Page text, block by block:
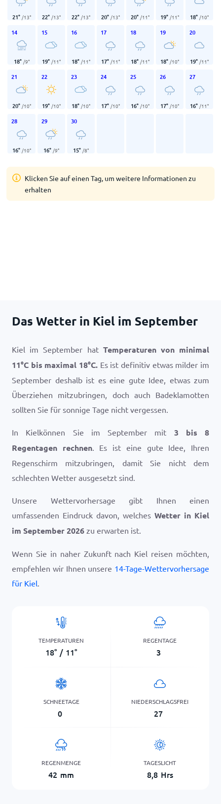
21° /13° 22° /13° 22° /13° 20° /13° 20° /11° 19° /11° 18° /10°
14
18° /9°
15
19° /11°
16
18° /11°
17
17° /11°
18
18° /11°
19
18° /10°
20
19° /11°
21
20° /10°
22
19° /10°
23
18° /10°
24
17° /10°
25
16° /10°
26
17° /10°
27
16° /11°
28
16° /10°
29
16° /9°
30
15° /8°
Klicken Sie auf einen Tag, um weitere Informationen zu
erhalten
Das Wetter in Kiel im September
Kiel im September hat Temperaturen von minimal
11°C bis maximal 18°C. Es ist definitiv etwas milder im
September deshalb ist es eine gute Idee, etwas zum
Überziehen mitzubringen, doch auch Badeklamotten
sollten Sie für sonnige Tage nicht vergessen.
In Kielkönnen Sie im September mit 3 bis 8
Regentagen rechnen. Es ist eine gute Idee, Ihren
Regenschirm mitzubringen, damit Sie nicht dem
schlechten Wetter ausgesetzt sind.
Unsere Wettervorhersage gibt Ihnen einen
umfassenden Eindruck davon, welches Wetter in Kiel
im September 2026 zu erwarten ist.
Wenn Sie in naher Zukunft nach Kiel reisen möchten,
empfehlen wir Ihnen unsere 14-Tage-Wettervorhersage
für Kiel.
TEMPERATUREN
18° / 11°
REGENTAGE
3
SCHNEETAGE
0
NIEDERSCHLAGSFREI
27
REGENMENGE
42 mm
TAGESLICHT
8,8 Hrs